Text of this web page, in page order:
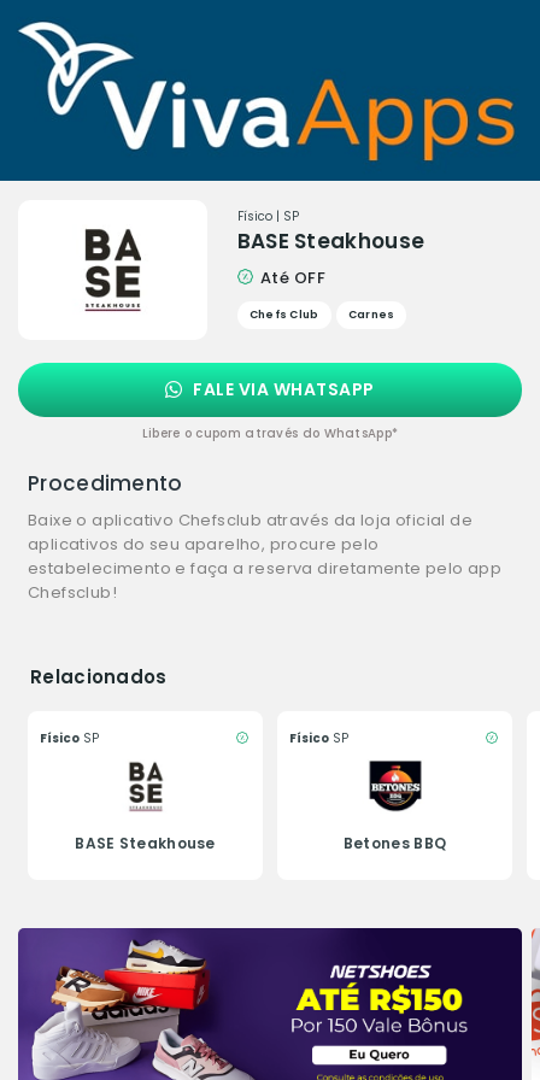
Físico | SP
BASE Steakhouse
Até OFF
Chefs Club Carnes
FALE VIA WHATSAPP
Libere o cupom através do WhatsApp*
Procedimento
Baixe o aplicativo Chefsclub através da loja oficial de
aplicativos do seu aparelho, procure pelo
estabelecimento e faça a reserva diretamente pelo app
Chefsclub!
Relacionados
Físico SP
BASE Steakhouse
Físico SP
Betones BBQ